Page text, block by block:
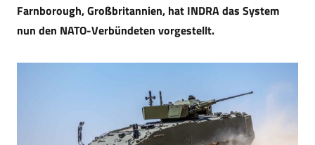
Farnborough, Großbritannien, hat INDRA das System
nun den NATO-Verbündeten vorgestellt.